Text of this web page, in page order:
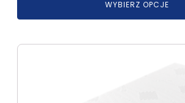
WYBIERZ OPCJE
Ten